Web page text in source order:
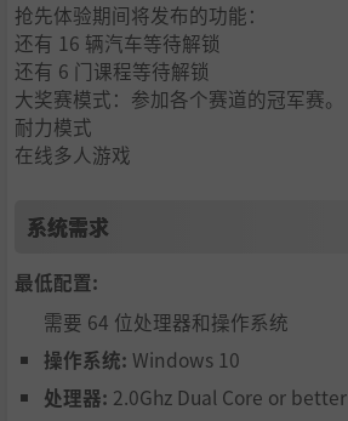
抢先体验期间将发布的功能：
还有 16 辆汽车等待解锁
还有 6 门课程等待解锁
大奖赛模式：参加各个赛道的冠军赛。
耐力模式
在线多人游戏
系统需求
最低配置:
需要 64 位处理器和操作系统
操作系统: Windows 10
处理器: 2.0Ghz Dual Core or better